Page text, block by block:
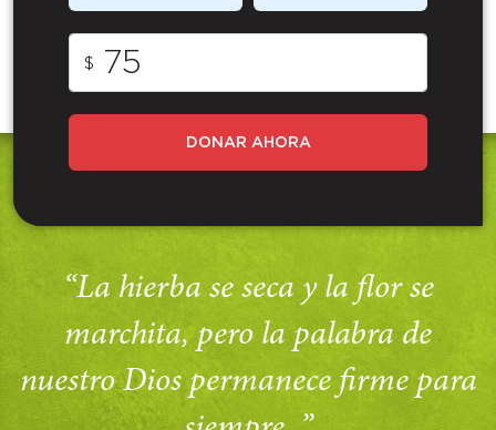
$
DONAR AHORA
“La hierba se seca y la flor se
marchita, pero la palabra de
nuestro Dios permanece firme para